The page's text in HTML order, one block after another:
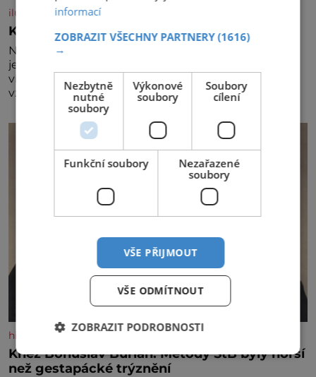
iluxus.cz
Král vín začíná třetí dekádu
Největší český vinařský projekt Král vín ve svém již
jednadvacátém ročníku představil nejlepší domácí
vína. Ta vybírala odborná porota z celkem 1260
vzorků od 157 vinařů. Král vín, který se – i pře
historyplus.cz
Kněz Bohuslav Burian: Metody StB byly horší
než gestapácké trýznění
informací
ZOBRAZIT VŠECHNY PARTNERY(1616)
→
Nezbytně
nutné
soubory
Výkonové
soubory
Soubory
cílení
Funkční soubory
Nezařazené
soubory
VŠE PŘIJMOUT
VŠE ODMÍTNOUT
ZOBRAZIT PODROBNOSTI